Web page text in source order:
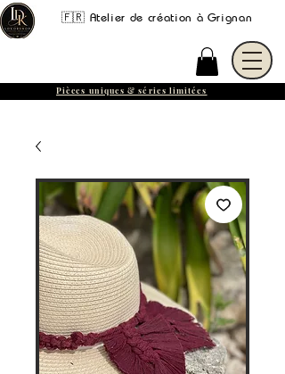
🇫🇷 Atelier de création à Grignan
Pièces uniques & séries limitées